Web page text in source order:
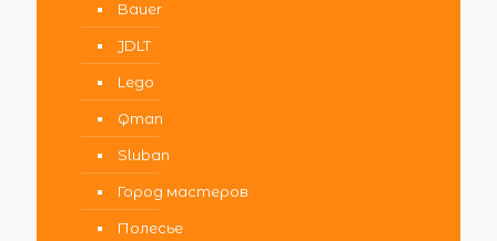
Bauer
JDLT
Lego
Qman
Sluban
Город мастеров
Полесье